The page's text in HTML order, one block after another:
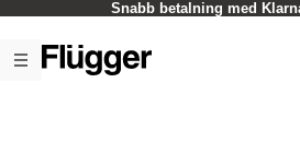
Snabb betalning med